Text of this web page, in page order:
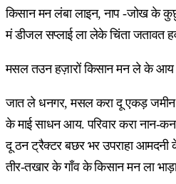
किसान मन लंबा लाइन, नाप -जोख के
मं डीजल सप्लाई ला लेके चिंता जतावत
मसल तउन हज़ारों किसान मन ले के आय
जात ले धनगर, मसल करा दू एकड़ जमीन
के माई साधन आय. परिवार करा नान-
दू ठन ट्रैक्टर बछर भर उपराहा
तीर-तखार के गाँव के किसान मन ला